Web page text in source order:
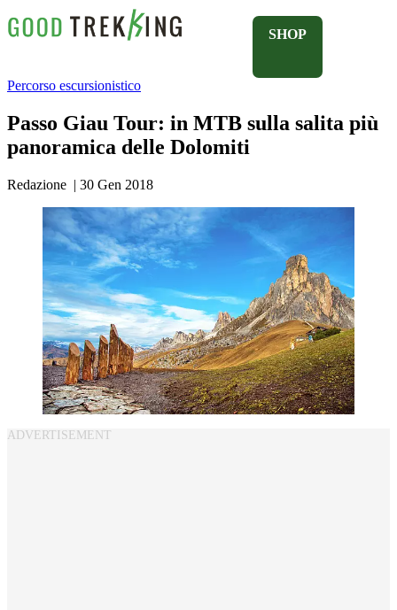
SHOP
Percorso escursionistico
Passo Giau Tour: in MTB sulla salita più
panoramica delle Dolomiti
Redazione | 30 Gen 2018